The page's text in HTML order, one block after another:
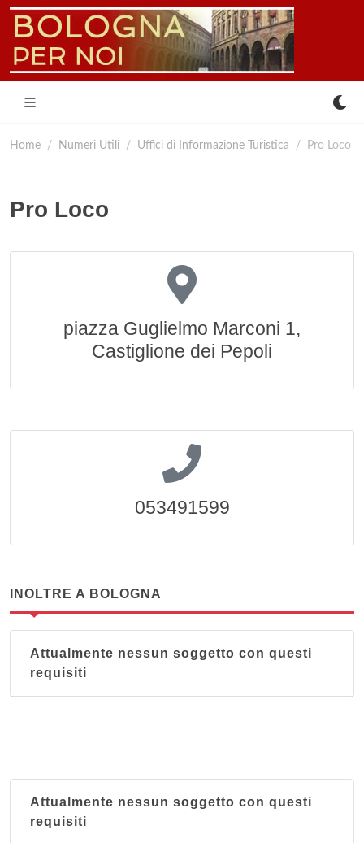
Home Numeri Utili Uffici di Informazione Turistica Pro Loco
Pro Loco
piazza Guglielmo Marconi 1,
Castiglione dei Pepoli
053491599
INOLTRE A BOLOGNA
Attualmente nessun soggetto con questi
requisiti
Attualmente nessun soggetto con questi
requisiti